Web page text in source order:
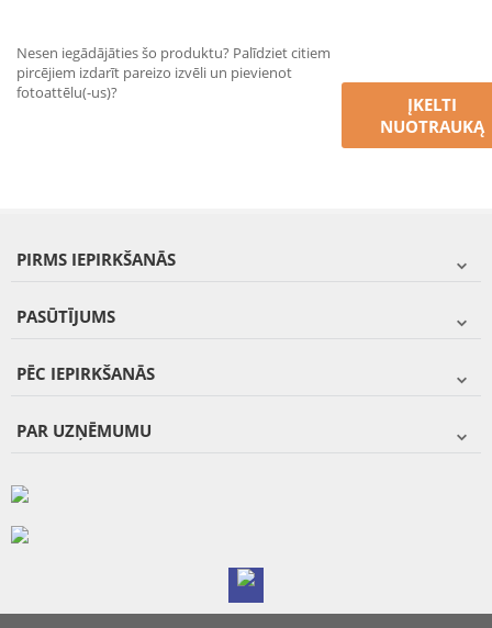
Nesen iegādājāties šo produktu? Palīdziet citiem
pircējiem izdarīt pareizo izvēli un pievienot
fotoattēlu(-us)?
ĮKELTI
NUOTRAUKĄ
PIRMS IEPIRKŠANĀS
PASŪTĪJUMS
PĒC IEPIRKŠANĀS
PAR UZŅĒMUMU